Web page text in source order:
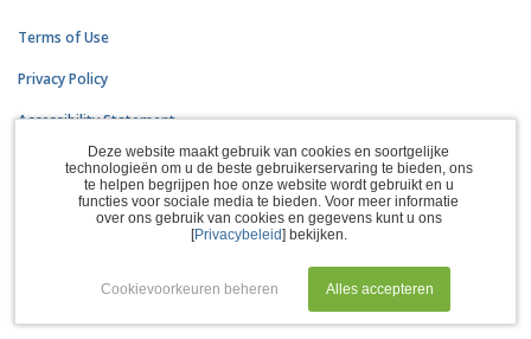
Terms of Use
Privacy Policy
Accessibility Statement
CA Supply Chains Act
Do Not Sell My Information
Manage Cookies
Deze website maakt gebruik van cookies en soortgelijke
technologieën om u de beste gebruikerservaring te bieden, ons
te helpen begrijpen hoe onze website wordt gebruikt en u
functies voor sociale media te bieden. Voor meer informatie
over ons gebruik van cookies en gegevens kunt u ons
[Privacybeleid] bekijken.
Cookievoorkeuren beheren Alles accepteren